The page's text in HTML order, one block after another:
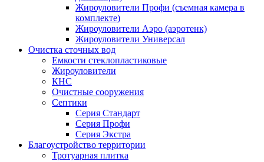
Жироуловители Профи (съемная камера в
комплекте)
Жироуловители Аэро (аэротенк)
Жироуловители Универсал
Очистка сточных вод
Емкости стеклопластиковые
Жироуловители
КНС
Очистные сооружения
Септики
Серия Стандарт
Серия Профи
Серия Экстра
Благоустройство территории
Тротуарная плитка